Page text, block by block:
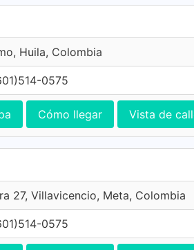
Huila, Colombia
0575
Cómo llegar Vista de
27, Villavicencio, Meta, Colombia
0575